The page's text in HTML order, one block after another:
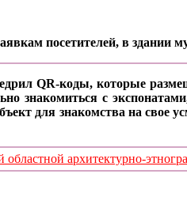
посетителей, в здании
QR-коды, которые
знакомиться с
для знакомства на
архитектурно-